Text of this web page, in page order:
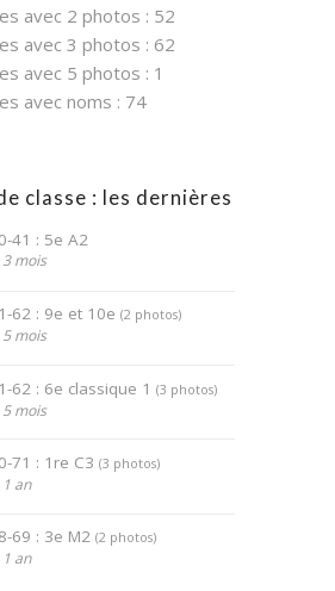
avec 2 photos : 52
avec 3 photos : 62
avec 5 photos : 1
avec noms : 74
classe : les dernières
41 : 5e A2
3 mois
62 : 9e et 10e(2 photos)
5 mois
62 : 6e classique 1(3 photos)
5 mois
71 : 1re C3(3 photos)
1 an
69 : 3e M2(2 photos)
1 an